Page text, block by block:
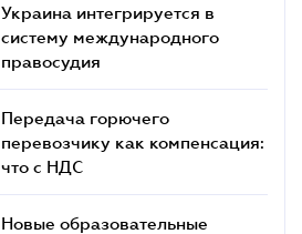
Украина интегрируется в
систему международного
правосудия
Передача горючего
перевозчику как компенсация:
что с НДС
Новые образовательные